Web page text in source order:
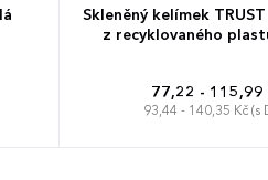
Skleněný kelímek
z recyklovaného
77,22 - 115,99
93,44 - 140,35 Kč (s